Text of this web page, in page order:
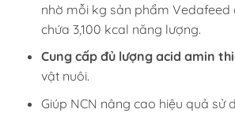
nhờ mỗi kg sản phẩm Vedafeed
chứa 3,100 kcal năng lượng.
Cung cấp đủ lượng acid amin
vật nuôi.
Giúp NCN nâng cao hiệu quả sử